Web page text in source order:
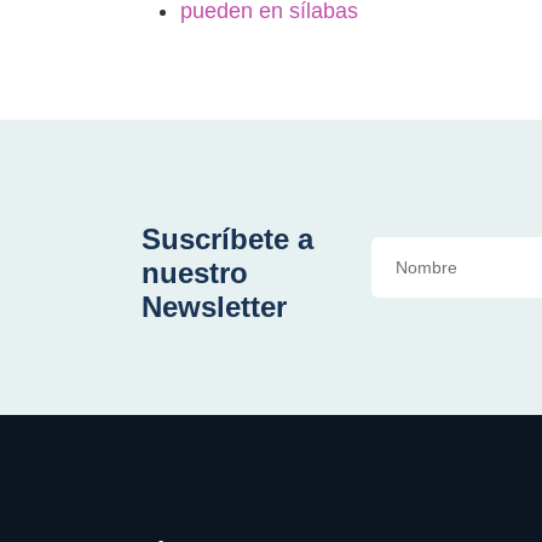
pueden en sílabas
Suscríbete a
nuestro
Newsletter